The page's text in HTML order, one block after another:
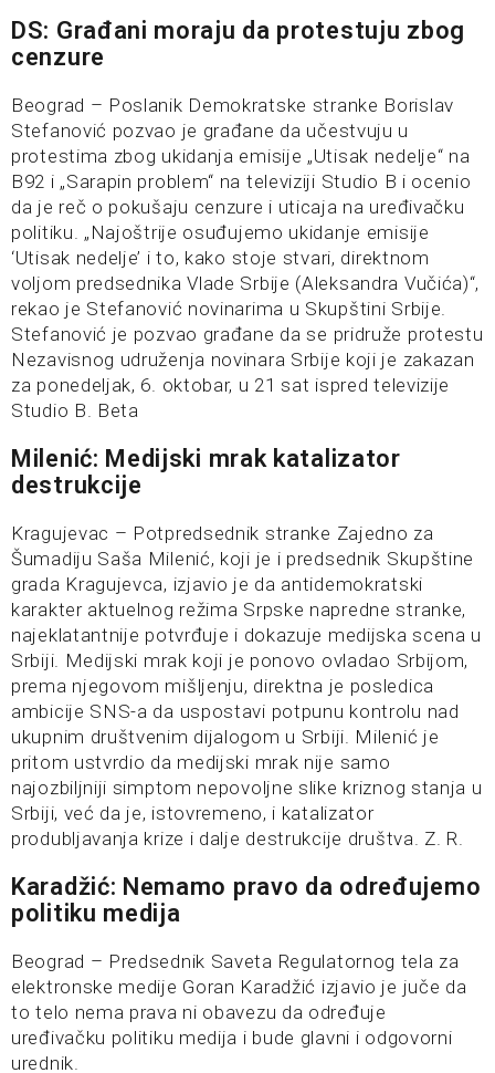
DS: Građani moraju da protestuju zbog
cenzure
Beograd – Poslanik Demokratske stranke Borislav
Stefanović pozvao je građane da učestvuju u
protestima zbog ukidanja emisije „Utisak nedelje“ na
B92 i „Sarapin problem“ na televiziji Studio B i ocenio
da je reč o pokušaju cenzure i uticaja na uređivačku
politiku. „Najoštrije osuđujemo ukidanje emisije
‘Utisak nedelje’ i to, kako stoje stvari, direktnom
voljom predsednika Vlade Srbije (Aleksandra Vučića)“,
rekao je Stefanović novinarima u Skupštini Srbije.
Stefanović je pozvao građane da se pridruže protestu
Nezavisnog udruženja novinara Srbije koji je zakazan
za ponedeljak, 6. oktobar, u 21 sat ispred televizije
Studio B. Beta
Milenić: Medijski mrak katalizator
destrukcije
Kragujevac – Potpredsednik stranke Zajedno za
Šumadiju Saša Milenić, koji je i predsednik Skupštine
grada Kragujevca, izjavio je da antidemokratski
karakter aktuelnog režima Srpske napredne stranke,
najeklatantnije potvrđuje i dokazuje medijska scena u
Srbiji. Medijski mrak koji je ponovo ovladao Srbijom,
prema njegovom mišljenju, direktna je posledica
ambicije SNS-a da uspostavi potpunu kontrolu nad
ukupnim društvenim dijalogom u Srbiji. Milenić je
pritom ustvrdio da medijski mrak nije samo
najozbiljniji simptom nepovoljne slike kriznog stanja u
Srbiji, već da je, istovremeno, i katalizator
produbljavanja krize i dalje destrukcije društva. Z. R.
Karadžić: Nemamo pravo da određujemo
politiku medija
Beograd – Predsednik Saveta Regulatornog tela za
elektronske medije Goran Karadžić izjavio je juče da
to telo nema prava ni obavezu da određuje
uređivačku politiku medija i bude glavni i odgovorni
urednik.